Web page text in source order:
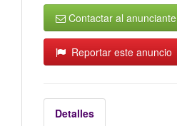
Contactar al anunciante
Reportar este anuncio
Detalles